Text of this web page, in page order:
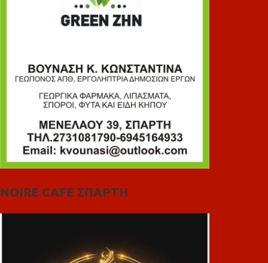
NOIRE CAFE ΣΠΑΡΤΗ